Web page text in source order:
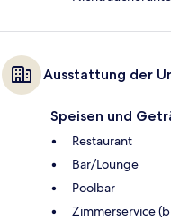
Ausstattung der
Speisen und
Restaurant
Bar/Lounge
Poolbar
Zimmerservice